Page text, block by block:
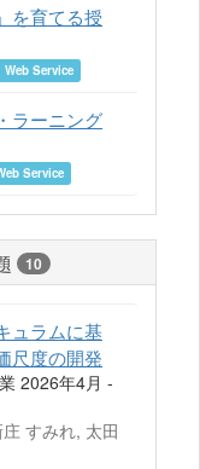
を育てる授
Web Service
ラーニング
Service
10
ュラムに基
尺度の開発
2026年4月 -
すみれ, 太田